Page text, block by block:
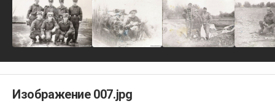
Изображение 007.jpg